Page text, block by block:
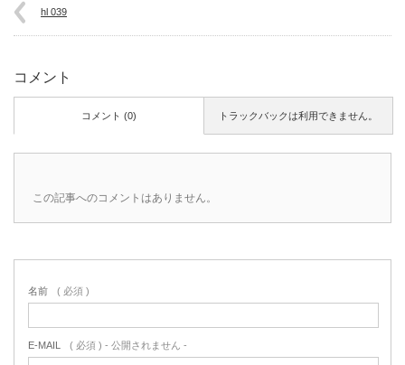
hl 039
コメント
トラックバックは利用できません。
コメント (0)
この記事へのコメントはありません。
名前 ( 必須 )
E-MAIL ( 必須 ) - 公開されません -